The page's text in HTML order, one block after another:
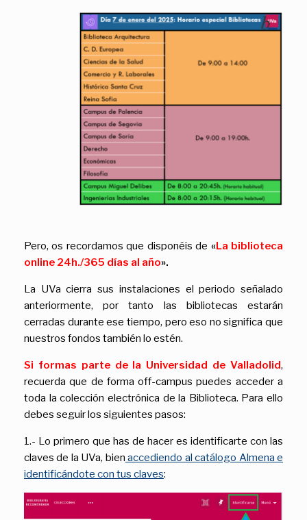
Pero, os recordamos que disponéis de «La biblioteca
online 24h./365 días al año».
La UVa cierra sus instalaciones el periodo señalado
anteriormente, por tanto las bibliotecas estarán
cerradas durante ese tiempo, pero eso no significa que
nuestros fondos también lo estén.
Si formas parte de la Universidad de Valladolid,
recuerda que de forma off-campus puedes acceder a
toda la colección electrónica de la Biblioteca. Para ello
debes seguir los siguientes pasos:
1.- Lo primero que has de hacer es identificarte con las
claves de la UVa, bien accediendo al catálogo Almena e
identificándote con tus claves: